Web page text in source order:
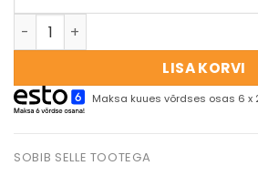
LISA KORVI
Maksa kuues võrdses osas 6 x
SOBIB SELLE TOOTEGA